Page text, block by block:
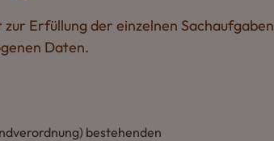
Erfüllung der einzelnen Sachaufgaben
Daten.
bestehenden